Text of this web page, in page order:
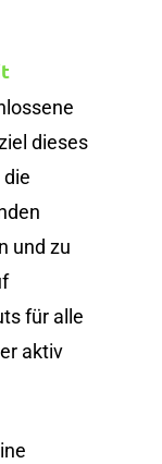
dieses
und zu
für alle
aktiv